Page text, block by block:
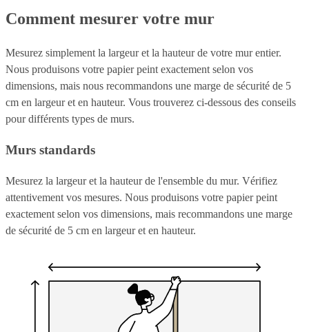
Comment mesurer votre mur
Mesurez simplement la largeur et la hauteur de votre mur entier.
Nous produisons votre papier peint exactement selon vos
dimensions, mais nous recommandons une marge de sécurité de 5
cm en largeur et en hauteur. Vous trouverez ci-dessous des conseils
pour différents types de murs.
Murs standards
Mesurez la largeur et la hauteur de l'ensemble du mur. Vérifiez
attentivement vos mesures. Nous produisons votre papier peint
exactement selon vos dimensions, mais recommandons une marge
de sécurité de 5 cm en largeur et en hauteur.